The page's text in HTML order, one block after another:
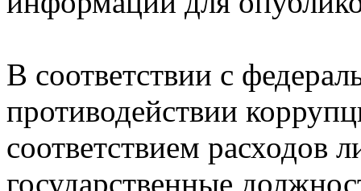
В соответствии с
противодействии
соответствием расходов
государственные